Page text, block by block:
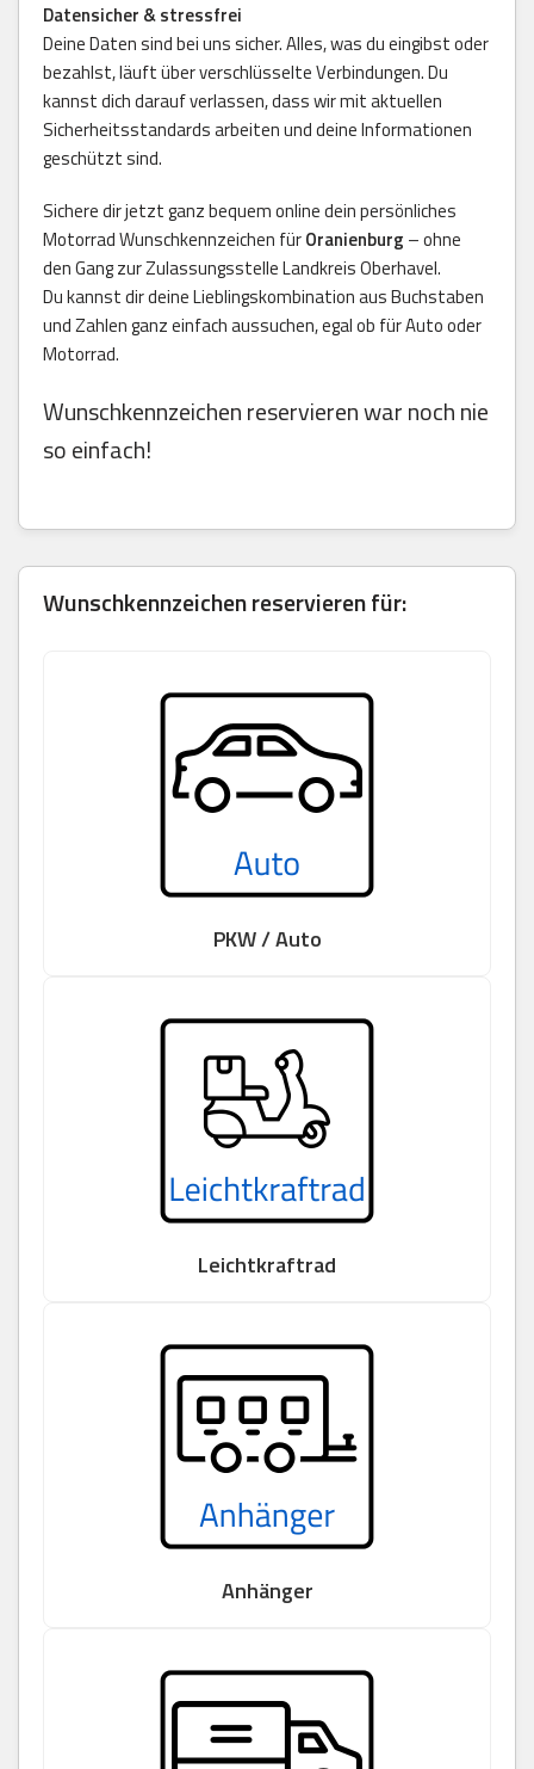
Datensicher & stressfrei
Deine Daten sind bei uns sicher. Alles, was du eingibst oder
bezahlst, läuft über verschlüsselte Verbindungen. Du
kannst dich darauf verlassen, dass wir mit aktuellen
Sicherheitsstandards arbeiten und deine Informationen
geschützt sind.
Sichere dir jetzt ganz bequem online dein persönliches
Motorrad Wunschkennzeichen fürOranienburg – ohne
den Gang zur Zulassungsstelle Landkreis Oberhavel.
Du kannst dir deine Lieblingskombination aus Buchstaben
und Zahlen ganz einfach aussuchen, egal ob für Auto oder
Motorrad.
Wunschkennzeichen reservieren war noch nie
so einfach!
Wunschkennzeichen reservieren für:
PKW / Auto
Leichtkraftrad
Anhänger